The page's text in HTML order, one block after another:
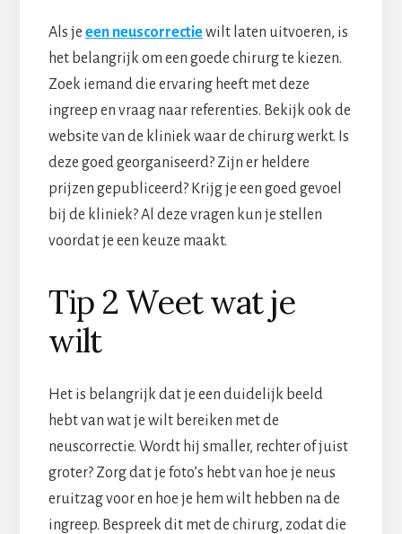
Als je een neuscorrectiewilt laten uitvoeren, is
het belangrijk om een goede chirurg te kiezen.
Zoek iemand die ervaring heeft met deze
ingreep en vraag naar referenties. Bekijk ook de
website van de kliniek waar de chirurg werkt. Is
deze goed georganiseerd? Zijn er heldere
prijzen gepubliceerd? Krijg je een goed gevoel
bij de kliniek? Al deze vragen kun je stellen
voordat je een keuze maakt.
Tip 2 Weet wat je
wilt
Het is belangrijk dat je een duidelijk beeld
hebt van wat je wilt bereiken met de
neuscorrectie. Wordt hij smaller, rechter of juist
groter? Zorg dat je foto’s hebt van hoe je neus
eruitzag voor en hoe je hem wilt hebben na de
ingreep. Bespreek dit met de chirurg, zodat die